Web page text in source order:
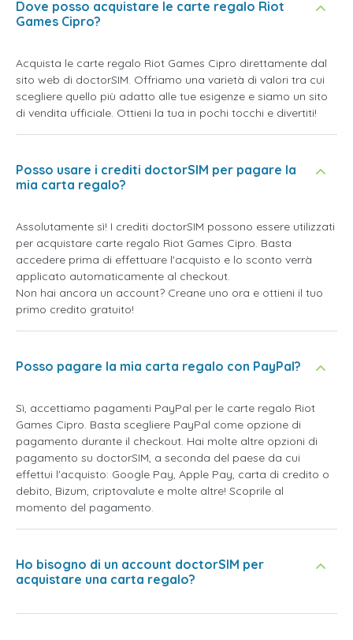
Dove posso acquistare le carte regalo Riot
Games Cipro?
Acquista le carte regalo Riot Games Cipro direttamente dal
sito web di doctorSIM. Offriamo una varietà di valori tra cui
scegliere quello più adatto alle tue esigenze e siamo un sito
di vendita ufficiale. Ottieni la tua in pochi tocchi e divertiti!
Posso usare i crediti doctorSIM per pagare la
mia carta regalo?
Assolutamente sì! I crediti doctorSIM possono essere utilizzati
per acquistare carte regalo Riot Games Cipro. Basta
accedere prima di effettuare l'acquisto e lo sconto verrà
applicato automaticamente al checkout.
Non hai ancora un account? Creane uno ora e ottieni il tuo
primo credito gratuito!
Posso pagare la mia carta regalo con PayPal?
Sì, accettiamo pagamenti PayPal per le carte regalo Riot
Games Cipro. Basta scegliere PayPal come opzione di
pagamento durante il checkout. Hai molte altre opzioni di
pagamento su doctorSIM, a seconda del paese da cui
effettui l'acquisto: Google Pay, Apple Pay, carta di credito o
debito, Bizum, criptovalute e molte altre! Scoprile al
momento del pagamento.
Ho bisogno di un account doctorSIM per
acquistare una carta regalo?